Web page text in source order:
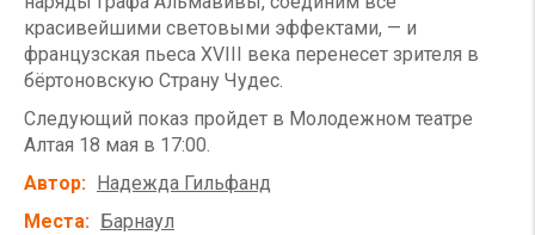
красивейшими световыми эффектами, — и
французская пьеса XVIII века перенесет зрителя в
бёртоновскую Страну Чудес.
Следующий показ пройдет в Молодежном театре
Алтая 18 мая в 17:00.
Автор
Надежда Гильфанд
Места
Барнаул